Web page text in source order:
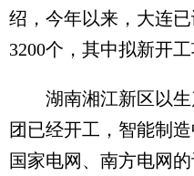
绍，今年以来，大连
3200个，其中拟新开工
湖南湘江新区以生
团已经开工，智能制
国家电网、南方电网